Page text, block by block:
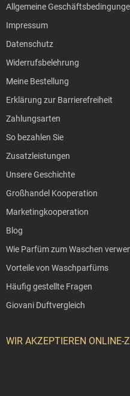
Allgemeine
Impressum
Datenschutz
Widerrufsbelehrung
Meine Bestellung
Erklärung zur Barrierefreiheit
Zahlungsarten
So bezahlen Sie
Zusatzleistungen
Unsere Geschichte
Großhandel Kooperation
Marketingkooperation
Blog
Wie Parfüm zum Waschen
Vorteile von Waschparfüms
Häufig gestellte Fragen
Giovani Duftvergleich
WIR AKZEPTIEREN ONLINE-